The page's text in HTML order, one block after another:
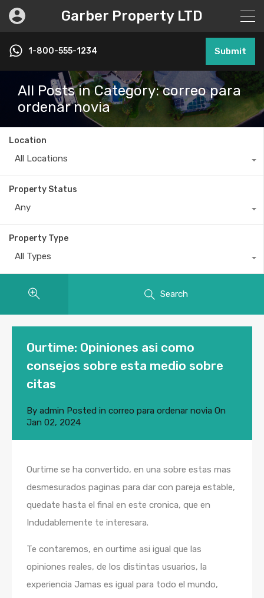
Garber Property LTD
1-800-555-1234 Submit
All Posts in Category: correo para
ordenar novia
Location
All Locations
Property Status
Any
Property Type
All Types
Search
Ourtime: Opiniones asi­ como
consejos sobre esta medio sobre
citas
By admin Posted in correo para ordenar novia On
Jan 02, 2024
Ourtime se ha convertido, en una sobre estas mas
desmesurados paginas para dar con pareja estable,
quedate hasta el final en este cronica, que en
Indudablemente te interesara.
Te contaremos, en ourtime asi igual que las
opiniones reales, de los distintas usuarios, la
experiencia Jamas es igual para todo el mundo,